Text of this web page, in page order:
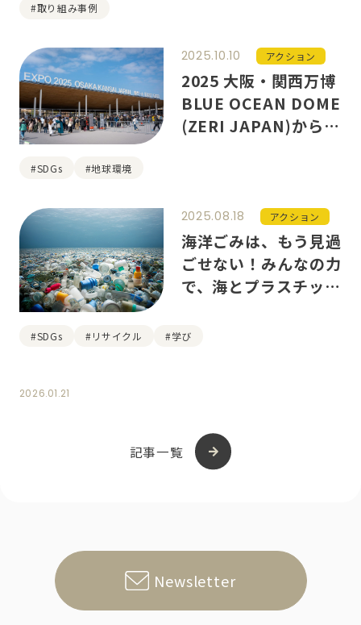
#取り組み事例
アクション
2025.10.10
2025 大阪・関西万博
BLUE OCEAN DOME
(ZERI JAPAN)から広
#SDGs #地球環境
アクション
2025.08.18
海洋ごみは、もう見過
ごせない！みんなの力
で、海とプラスチック
#SDGs #リサイクル #学び
2026.01.21
記事一覧
Newsletter